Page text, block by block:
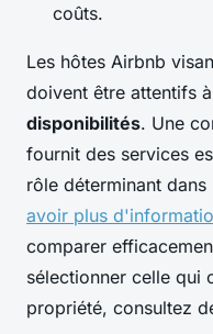
coûts.
Les hôtes Airbnb
doivent être attentifs
disponibilités. Une
fournit des services
rôle déterminant
avoir plus
comparer
sélectionner celle qui
propriété, consultez